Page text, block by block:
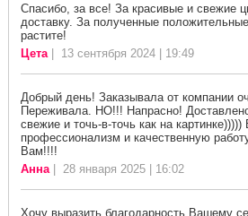
Спасибо, за все! За красивые и свежие
доставку. За полученные
растите!
Цета| 13 сентября 2024 | 19:49
Добрый день! Заказывала от компании
Переживала. НО!!! Напрасно!
свежие и точь-в-точь как на
профессионализм и качественную
Вам!!!!
Анна| 28 января 2025 | 16:02
Хочу выразить благодарность Вашему